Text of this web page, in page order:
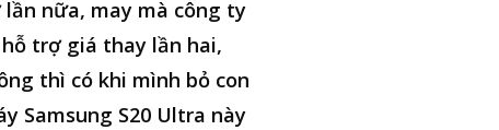
lần nữa, may mà công ty
hỗ trợ giá thay lần hai,
thì có khi mình bỏ con
Samsung S20 Ultra này